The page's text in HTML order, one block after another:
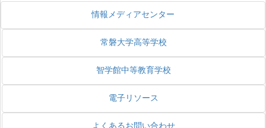
情報メディアセンター
常磐大学高等学校
智学館中等教育学校
電子リソース
よくあるお問い合わせ